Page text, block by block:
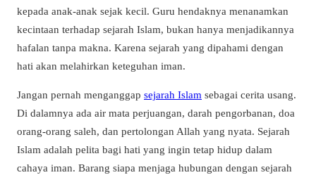
kepada anak-anak sejak kecil. Guru hendaknya menanamkan
kecintaan terhadap sejarah Islam, bukan hanya menjadikannya
hafalan tanpa makna. Karena sejarah yang dipahami dengan
hati akan melahirkan keteguhan iman.
Jangan pernah menganggap sejarah Islam sebagai cerita usang.
Di dalamnya ada air mata perjuangan, darah pengorbanan, doa
orang-orang saleh, dan pertolongan Allah yang nyata. Sejarah
Islam adalah pelita bagi hati yang ingin tetap hidup dalam
cahaya iman. Barang siapa menjaga hubungan dengan sejarah